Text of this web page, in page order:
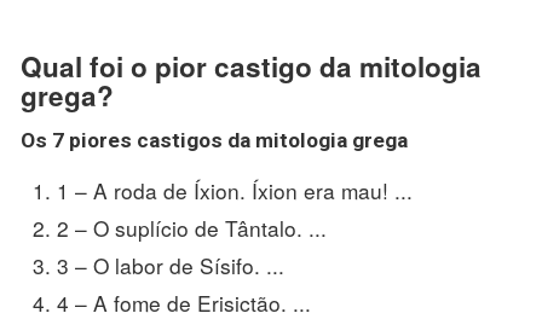
Qual foi o pior castigo da mitologia
grega?
Os 7 piores castigos da mitologia grega
1 – A roda de Íxion. Íxion era mau! ...
2 – O suplício de Tântalo. ...
3 – O labor de Sísifo. ...
4 – A fome de Erisictão. ...